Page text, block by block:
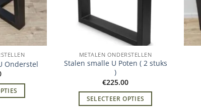
Onderstel
METALEN ONDERSTELLEN
Stalen smalle U Poten ( 2 stuks
)
€225.00
SELECTEER OPTIES